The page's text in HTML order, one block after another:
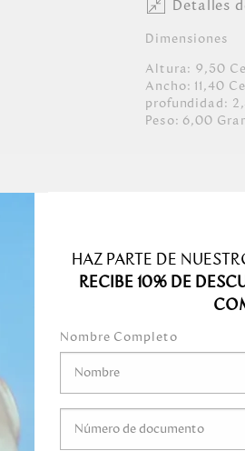
Detalles
Dimensiones
Altura: 9,50
Ancho: 11,40
profundidad:
Peso: 6,00
HAZ PARTE DE
RECIBE 10% DE
Nombre Completo